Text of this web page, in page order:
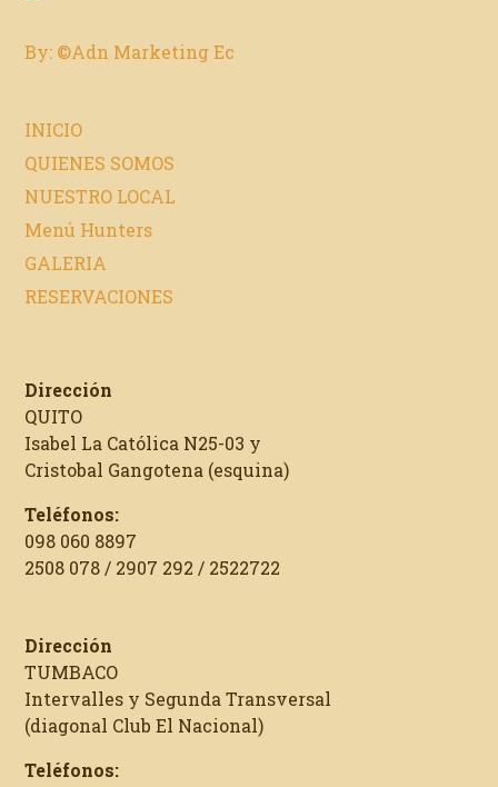
By: ©Adn Marketing Ec
INICIO
QUIENES SOMOS
NUESTRO LOCAL
Menú Hunters
GALERIA
RESERVACIONES
Dirección
QUITO
Isabel La Católica N25-03 y
Cristobal Gangotena (esquina)
Teléfonos:
098 060 8897
2508 078 / 2907 292 / 2522722
Dirección
TUMBACO
Intervalles y Segunda Transversal
(diagonal Club El Nacional)
Teléfonos: